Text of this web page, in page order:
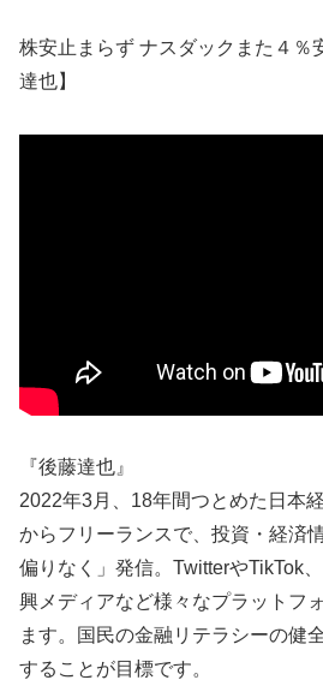
株安止まらず ナスダックまた４％
達也】
『後藤達也』
2022年3月、18年間つとめた日本
からフリーランスで、投資・経済
偏りなく」発信。TwitterやTikTok
興メディアなど様々なプラットフ
ます。国民の金融リテラシーの健
することが目標です。